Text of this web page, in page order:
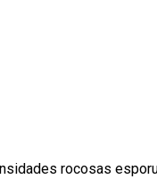
rocosas